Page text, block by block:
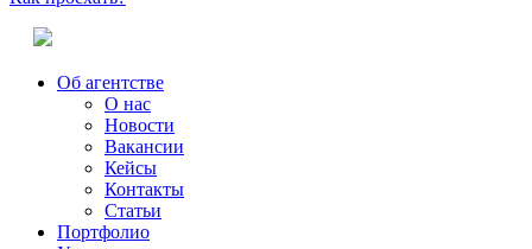
Об агентстве
О нас
Новости
Вакансии
Кейсы
Контакты
Статьи
Портфолио